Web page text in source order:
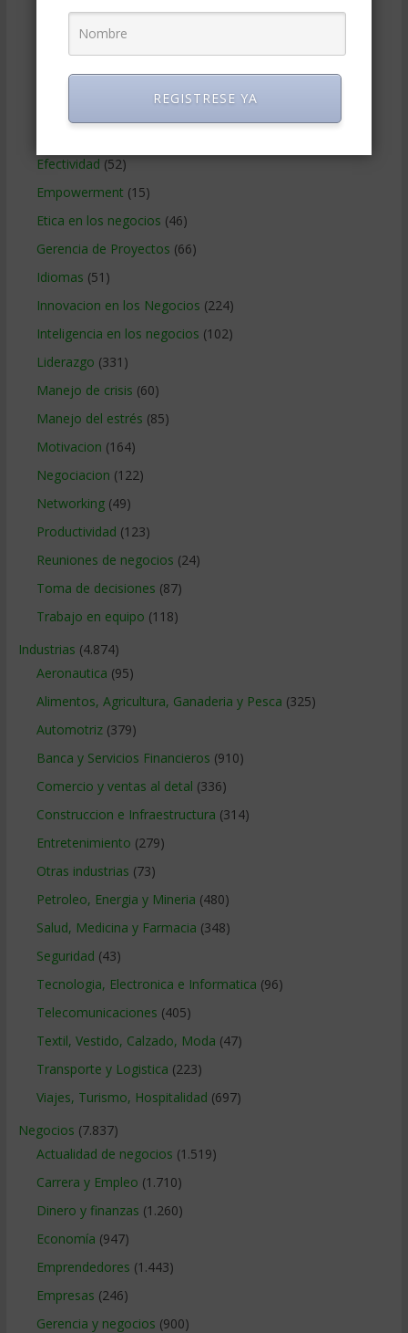
Comunicacion en los negocios(180)
Creatividad en la empresa(96)
Efectividad (52)
Empowerment (15)
Etica en los negocios (46)
Gerencia de Proyectos (66)
Idiomas (51)
Innovacion en los Negocios (224)
Inteligencia en los negocios (102)
Liderazgo (331)
Manejo de crisis (60)
Manejo del estrés (85)
Motivacion (164)
Negociacion (122)
Networking(49)
Productividad (123)
Reuniones de negocios (24)
Toma de decisiones (87)
Trabajo en equipo (118)
Industrias (4.874)
Aeronautica (95)
Alimentos, Agricultura, Ganaderia y Pesca (325)
Automotriz(379)
Banca y Servicios Financieros (910)
Comercio y ventas al detal (336)
Construccion e Infraestructura (314)
Entretenimiento (279)
Otras industrias (73)
Petroleo, Energia y Mineria (480)
Salud, Medicina y Farmacia (348)
Seguridad (43)
Tecnologia, Electronica e Informatica (96)
Telecomunicaciones (405)
Textil, Vestido, Calzado, Moda (47)
Transporte y Logistica (223)
Viajes, Turismo, Hospitalidad (697)
Negocios (7.837)
Actualidad de negocios (1.519)
Carrera y Empleo (1.710)
Dinero y finanzas (1.260)
Economía (947)
Emprendedores (1.443)
Empresas (246)
Gerencia y negocios (900)
REGISTRESE YA